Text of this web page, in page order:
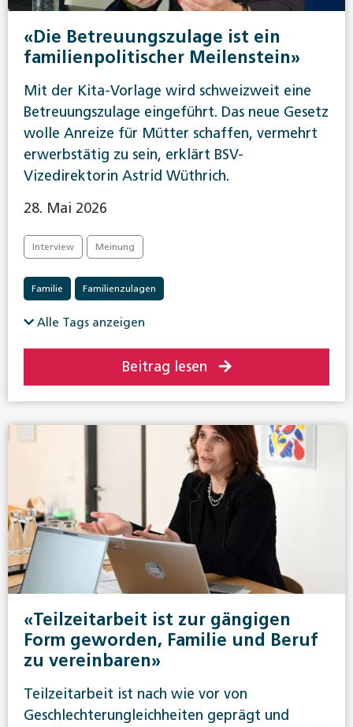
«Die Betreuungszulage ist ein
familienpolitischer Meilenstein»
Mit der Kita-Vorlage wird schweizweit eine
Betreuungszulage eingeführt. Das neue Gesetz
wolle Anreize für Mütter schaffen, vermehrt
erwerbstätig zu sein, erklärt BSV-
Vizedirektorin Astrid Wüthrich.
28. Mai 2026
Interview Meinung
Familie Familienzulagen
Alle Tags anzeigen
Beitrag lesen
«Teilzeitarbeit ist zur gängigen
Form geworden, Familie und Beruf
zu vereinbaren»
Teilzeitarbeit ist nach wie vor von
Geschlechterungleichheiten geprägt und